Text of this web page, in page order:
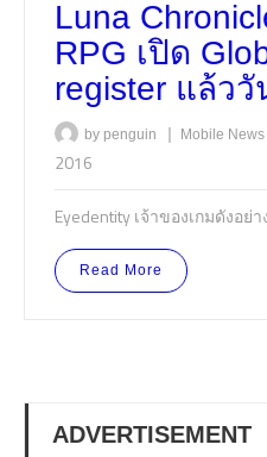
Luna
RPG เปิด
register แล้ว
by penguin | Mobile News
2016
Eyedentity เจ้าของเกมดังอย่
Read More
ADVERTISEMENT